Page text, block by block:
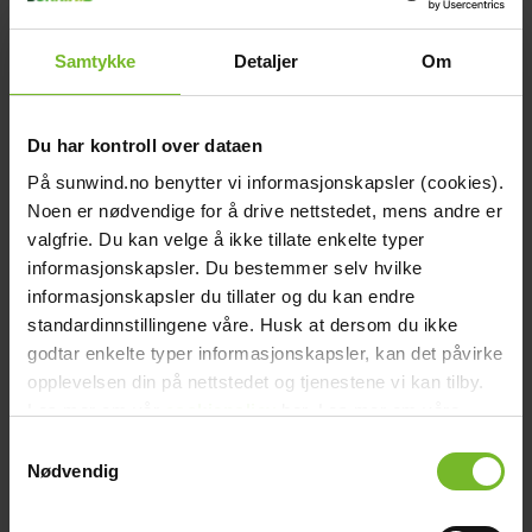
Samtykke Detaljer Om
Du har kontroll over dataen
På sunwind.no benytter vi informasjonskapsler (cookies).
Noen er nødvendige for å drive nettstedet, mens andre er
valgfrie. Du kan velge å ikke tillate enkelte typer
informasjonskapsler. Du bestemmer selv hvilke
informasjonskapsler du tillater og du kan endre
standardinnstillingene våre. Husk at dersom du ikke
godtar enkelte typer informasjonskapsler, kan det påvirke
opplevelsen din på nettstedet og tjenestene vi kan tilby.
Nødvendig
Reservdelar - Bålpanna chevron_right
Reservdelar - Grill Urnorsk
Reservdelar - Grill Sunwind (2008 till 2018) chevron_right
Reservdelar - Vatten chevron_right
Reservdelar - Wallas
chevron_right
close
chevron_left Tillbaka till huvudmenyn Se alla
Energi chevron_right
chevron_right
Värme
Startsida
Ofta ställda frågor
Toalett
Båt och caravan Grill och trädgård
Kök och